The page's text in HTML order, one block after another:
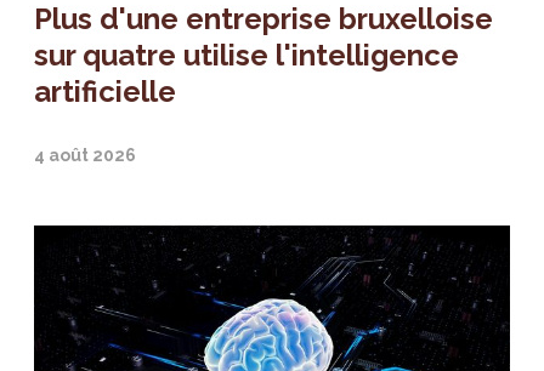
Plus d'une entreprise bruxelloise
sur quatre utilise l'intelligence
artificielle
4 août 2026